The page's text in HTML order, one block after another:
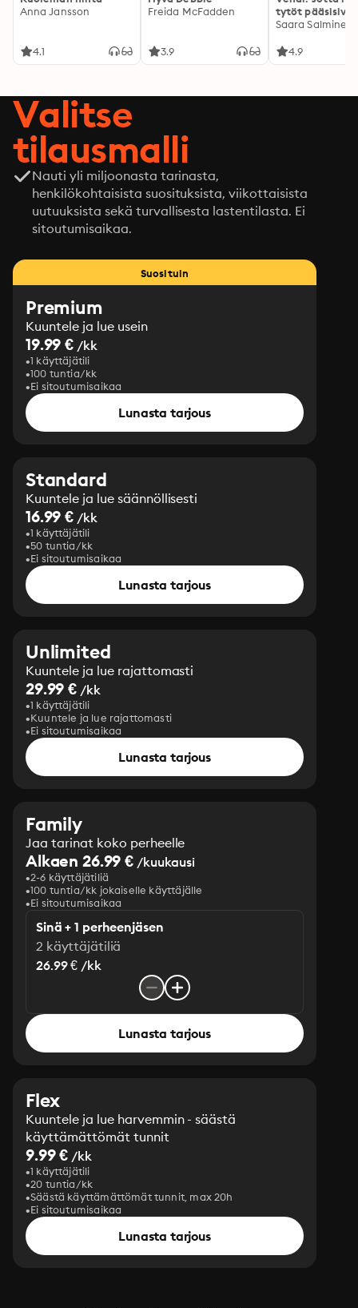
Anna Jansson
4.1
Freida McFadden
3.9
tytöt pääsisivät
kotiin
Saara Salminen
4.9
Valitse
tilausmalli
Nauti yli miljoonasta tarinasta,
henkilökohtaisista suosituksista, viikottaisista
uutuuksista sekä turvallisesta lastentilasta. Ei
sitoutumisaikaa.
Suosituin
Premium
Kuuntele ja lue usein
19.99 € /kk
1 käyttäjätili
100 tuntia/kk
Ei sitoutumisaikaa
Lunasta tarjous
Standard
Kuuntele ja lue säännöllisesti
16.99 € /kk
1 käyttäjätili
50 tuntia/kk
Ei sitoutumisaikaa
Lunasta tarjous
Unlimited
Kuuntele ja lue rajattomasti
29.99 € /kk
1 käyttäjätili
Kuuntele ja lue rajattomasti
Ei sitoutumisaikaa
Lunasta tarjous
Family
Jaa tarinat koko perheelle
Alkaen 26.99 € /kuukausi
2-6 käyttäjätiliä
100 tuntia/kk jokaiselle käyttäjälle
Ei sitoutumisaikaa
Sinä + 1 perheenjäsen
2 käyttäjätiliä
26.99 € /kk
Lunasta tarjous
Flex
Kuuntele ja lue harvemmin - säästä
käyttämättömät tunnit
9.99 € /kk
1 käyttäjätili
20 tuntia/kk
Säästä käyttämättömät tunnit, max 20h
Ei sitoutumisaikaa
Lunasta tarjous